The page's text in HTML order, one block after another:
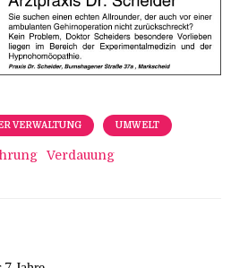
VERWALTUNG UMWELT
Verdauung